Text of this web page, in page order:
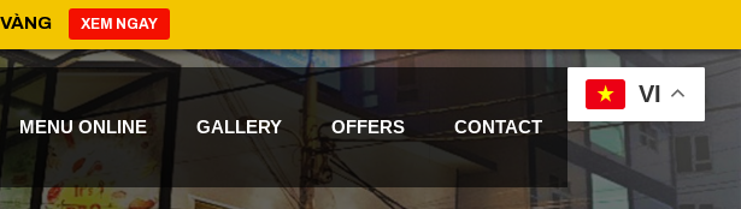
MENU ONLINE GALLERY OFFERS CONTACT
VI
XEM NGAY